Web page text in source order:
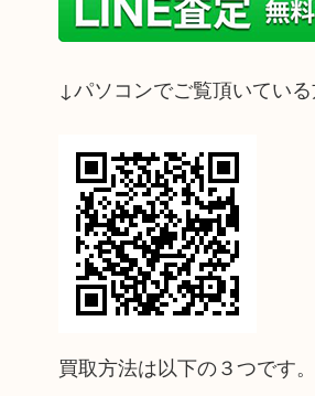
↓パソコンでご覧頂いてい
買取方法は以下の３つです。